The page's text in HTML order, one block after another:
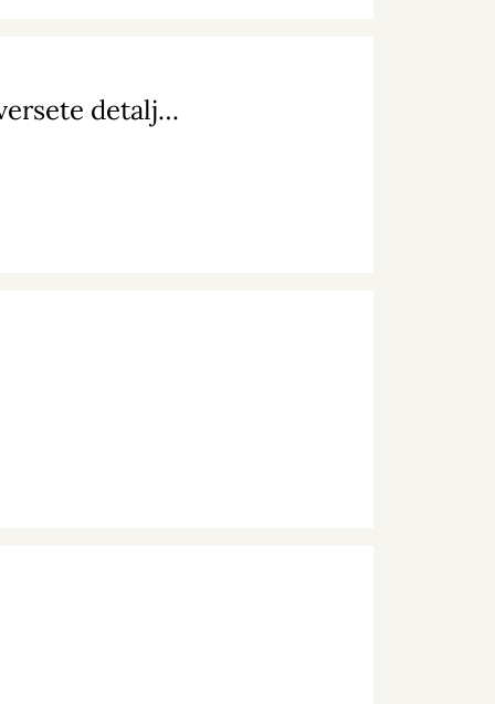
Huskunstner på byggepladsen: Maria giver oversete detaljer nyt liv